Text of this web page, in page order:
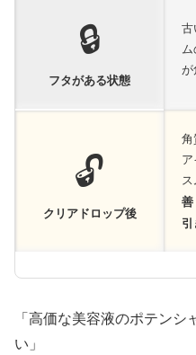
🔒
フタがある状態
が
🔓
クリアドロップ後
角
善
引
「高価な美容液のポテン
い」